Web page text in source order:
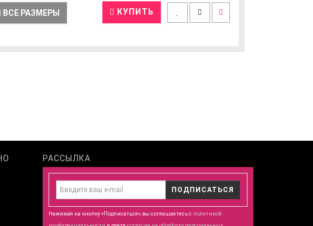
ВСЕ РАЗМЕРЫ КУПИТЬ
РАССЫЛКА
ПОДПИСАТЬСЯ
Нажимая на кнопку «Подписаться», вы соглашаетесь с политикой